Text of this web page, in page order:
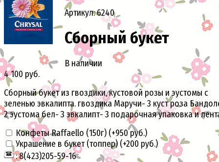
Артикул: 6240
Сборный букет
В наличии
4 100 руб.
Сборный букет из гвоздики, кустовой розы и эустомы с
зеленью эвкалипта. гвоздика Маручи- 3 куст роза
2 эустома бел- 3 эвкалипт- 3 подарочная упаковка и
Конфеты Raffaello (150г) (+950 руб.)
Украшение в букет (топпер) (+200 руб.)
: 8(423)205-59-16